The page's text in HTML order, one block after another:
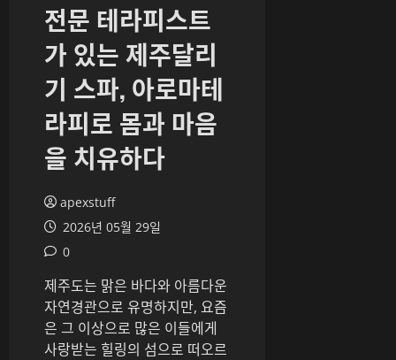
전문 테라피스트
가 있는 제주달리
기 스파, 아로마테
라피로 몸과 마음
을 치유하다
apexstuff
2026년 05월 29일
0
제주도는 맑은 바다와 아름다운
자연경관으로 유명하지만, 요즘
은 그 이상으로 많은 이들에게
사랑받는 힐링의 섬으로 떠오르